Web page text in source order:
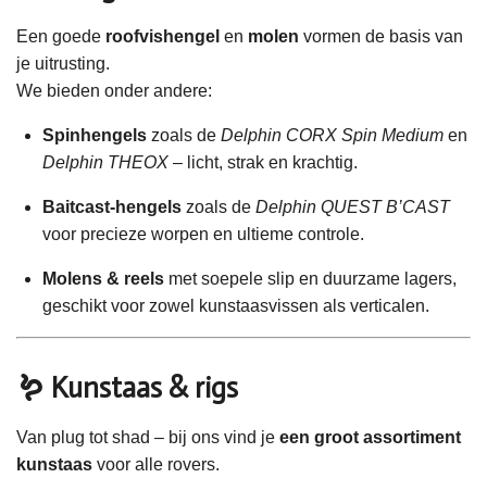
Een goede roofvishengel en molen vormen de basis van
je uitrusting.
We bieden onder andere:
Spinhengels zoals de Delphin CORX Spin Medium en
Delphin THEOX – licht, strak en krachtig.
Baitcast-hengels zoals de Delphin QUEST B’CAST
voor precieze worpen en ultieme controle.
Molens & reels met soepele slip en duurzame lagers,
geschikt voor zowel kunstaasvissen als verticalen.
🪱 Kunstaas & rigs
Van plug tot shad – bij ons vind je een groot assortiment
kunstaas voor alle rovers.